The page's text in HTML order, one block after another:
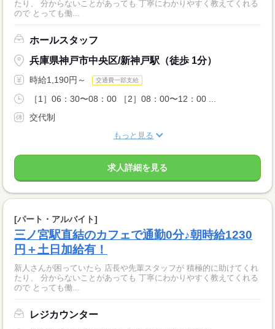
たり、 分からないことがあっても 丁寧にわかりやすく教えてくれる
ので とっても働...
ホールスタッフ
兵庫県神戸市中央区/新神戸駅（徒歩 1分）
時給1,190円～ 交通費一部支給
［1］06：30〜08：00 ［2］08：00〜12：00 ...
交代制
もっと見る
求人詳細を見る
[パート・アルバイト]
三ノ宮駅直結のカフェで通勤0分♪朝時給1230
円＋土日加給有！
新人さんが困っていたら 店長や先輩スタッフが 積極的に助けてくれ
たり、 分からないことがあっても 丁寧にわかりやすく教えてくれる
ので とっても働...
レジカウンター